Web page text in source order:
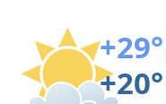
+29°
+20°